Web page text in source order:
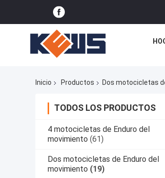
Inicio Productos Dos motocicletas
TODOS LOS PRODUCTOS
4 motocicletas de Enduro del
movimiento (61)
Dos motocicletas de Enduro del
movimiento (19)